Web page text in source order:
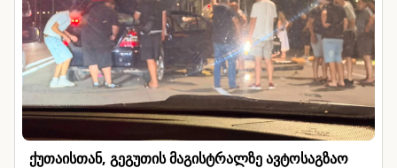
ქუთაისთან, გეგუთის მაგისტრალზე ავტოსაგზაო